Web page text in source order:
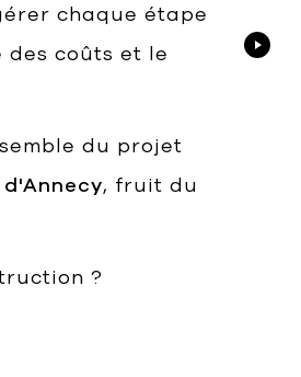
chaque étape
coûts et le
du projet
, fruit du
?